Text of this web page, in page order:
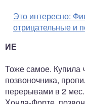
Это интересно:
отрицательные и
ИЕ
Тоже самое. Купила
позвоночника,
перерывами в 2 мес.